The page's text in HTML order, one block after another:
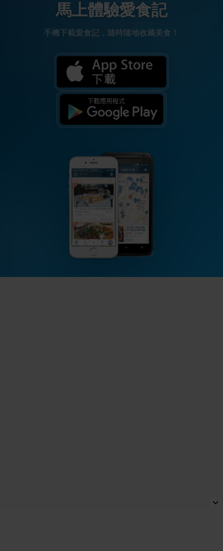
馬上體驗愛食記
手機下載愛食記，隨時隨地收藏美食！